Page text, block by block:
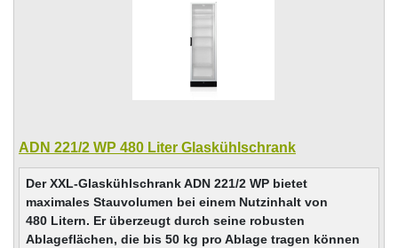
ADN 221/2 WP 480 Liter Glaskühlschrank
Der XXL-Glaskühlschrank ADN 221/2 WP bietet
maximales Stauvolumen bei einem Nutzinhalt von
480 Litern. Er überzeugt durch seine robusten
Ablageflächen, die bis 50 kg pro Ablage tragen können